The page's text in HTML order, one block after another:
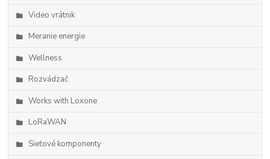
Video vrátnik
Meranie energie
Wellness
Rozvádzač
Works with Loxone
LoRaWAN
Sieťové komponenty